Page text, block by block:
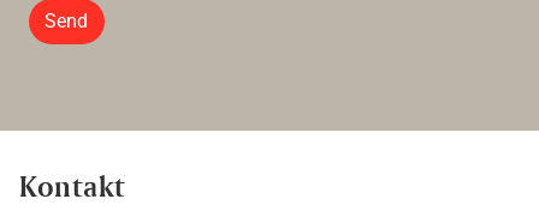
Send
Kontakt